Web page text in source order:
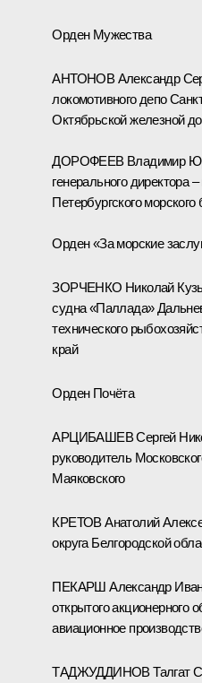
Орден Мужества
АНТОНОВ Александр
локомотивного депо
Октябрьской железной
ДОРОФЕЕВ Владимир
генерального директора
Петербургского
Орден «За морские
ЗОРЧЕНКО Николай
судна «Паллада»
технического
край
Орден Почёта
АРЦИБАШЕВ Сергей
руководитель
Маяковского
КРЕТОВ Анатолий
округа Белгородской
ПЕКАРШ Александр
открытого
авиационное
ТАДЖУДДИНОВ Талгат